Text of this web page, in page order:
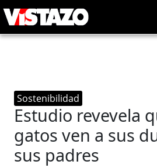
Sostenibilidad
Estudio revevela
gatos ven a sus
sus padres